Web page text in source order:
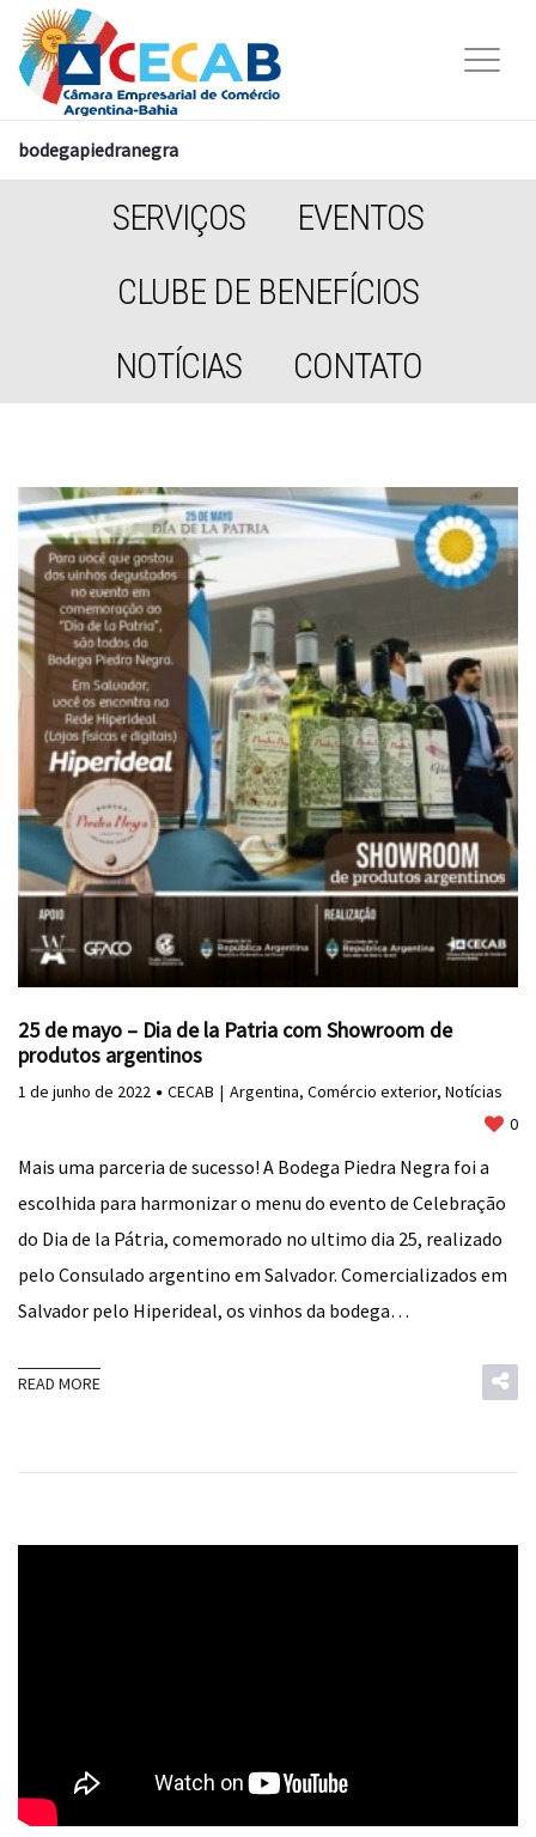
bodegapiedranegra
SERVIÇOS
EVENTOS
CLUBE DE BENEFÍCIOS
NOTÍCIAS
CONTATO
25 de mayo – Dia de la Patria com Showroom de
produtos argentinos
1 de junho de 2022 CECAB Argentina, Comércio exterior, Notícias
0
Mais uma parceria de sucesso! A Bodega Piedra Negra foi a
escolhida para harmonizar o menu do evento de Celebração
do Dia de la Pátria, comemorado no ultimo dia 25, realizado
pelo Consulado argentino em Salvador. Comercializados em
Salvador pelo Hiperideal, os vinhos da bodega…
READ MORE